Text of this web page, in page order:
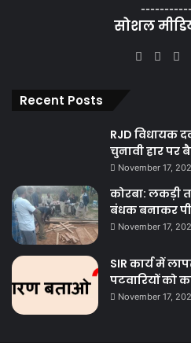
सोशल
X
Recent Posts
RJD विधायक
चुनावी हार
November 17,
कोरबा: लकड़ी
बंधक बनाकर
November 17,
SIR कार्य में
पटवारियों को
November 17,